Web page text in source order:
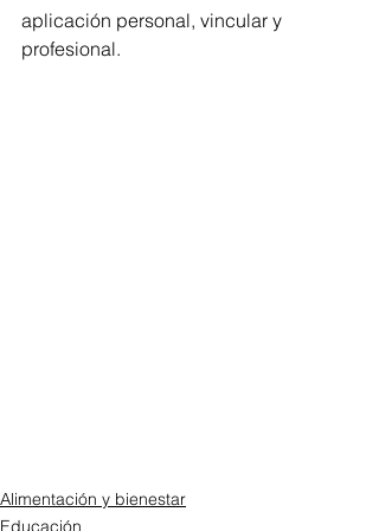
aplicación personal, vincular y
profesional.
Alimentación y bienestar
Educación